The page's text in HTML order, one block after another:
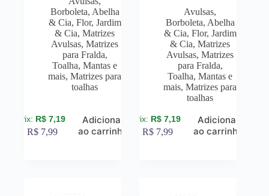
Borboleta, Abelha
& Cia, Flor, Jardim
& Cia,Matrizes
Avulsas,Matrizes
para Fralda,
Toalha, Mantas e
mais,Matrizes para
toalhas
R$ 7,19
R$ 7,99
Adicionar
ao carrinho
Avulsas,
Borboleta, Abelha
& Cia, Flor, Jardim
& Cia,Matrizes
Avulsas,Matrizes
para Fralda,
Toalha, Mantas e
mais,Matrizes para
toalhas
R$ 7,19
R$ 7,99
Adicionar
ao carrinho